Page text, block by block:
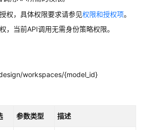
权，具体权限要求请参见权限和授权项。
，当前API调用无需身份策略权限。
workspaces/{model_id}
参数类型 描述